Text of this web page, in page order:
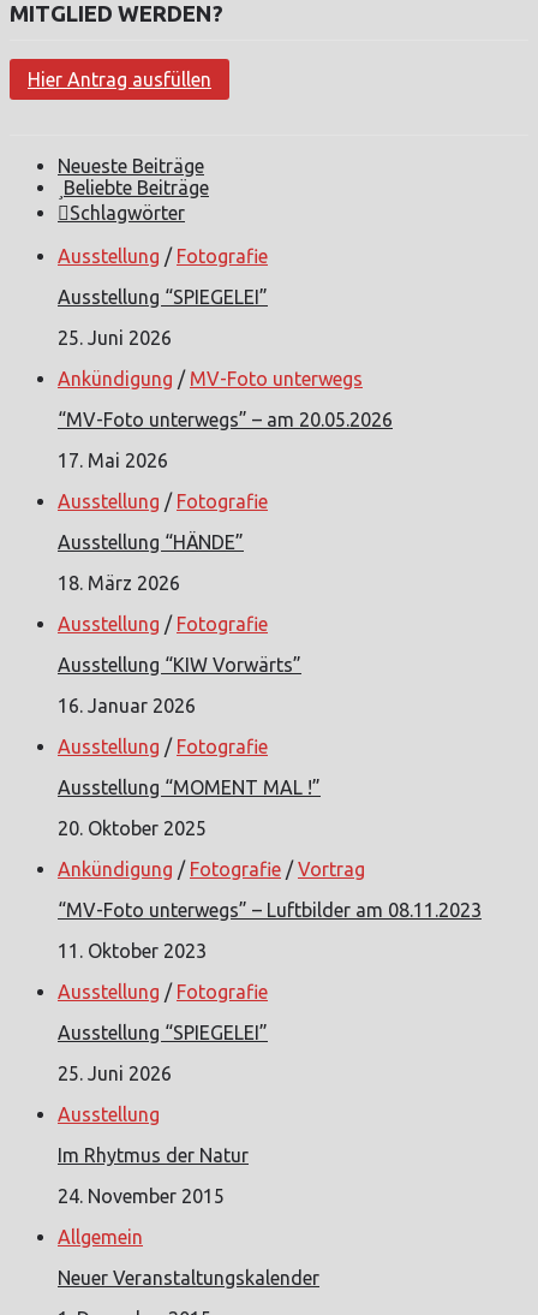
MITGLIED WERDEN?
Hier Antrag ausfüllen
Neueste Beiträge
Beliebte Beiträge
Schlagwörter
Ausstellung / Fotografie
Ausstellung “SPIEGELEI”
25. Juni 2026
Ankündigung / MV-Foto unterwegs
“MV-Foto unterwegs” – am 20.05.2026
17. Mai 2026
Ausstellung / Fotografie
Ausstellung “HÄNDE”
18. März 2026
Ausstellung / Fotografie
Ausstellung “KIW Vorwärts”
16. Januar 2026
Ausstellung / Fotografie
Ausstellung “MOMENT MAL !”
20. Oktober 2025
Ankündigung / Fotografie /Vortrag
“MV-Foto unterwegs” – Luftbilder am 08.11.2023
11. Oktober 2023
Ausstellung / Fotografie
Ausstellung “SPIEGELEI”
25. Juni 2026
Ausstellung
Im Rhytmus der Natur
24. November 2015
Allgemein
Neuer Veranstaltungskalender